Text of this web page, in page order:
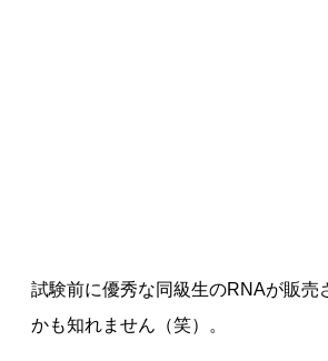
試験前に優秀な同級生のRNAが販売
かも知れません（笑）。